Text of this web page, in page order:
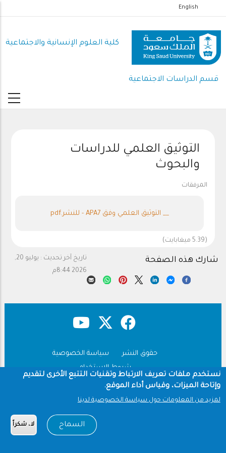
إلى
المحتوى
الرئيسي
English
كلية العلوم اﻹنسانية واﻻجتماعية
قسم الدراسات الاجتماعية
التوثيق العلمي للدراسات
والبحوث
المرفقات
__ التوثيق العلمي وفق APA7 - للنشر.pdf
(5.39 ميغابايت)
تاريخ آخر تحديث :
يوليو 20,
2026 8:44م
شارك هذه الصفحة
حقوق النشر
سياسة الخصوصية
شروط الاستخدام
Copyright © 1960-2026 جامعة الملك سعود
نستخدم ملفات تعريف الارتباط وتقنيات التتبع الأخرى لتقديم
وإتاحة الميزات، وقياس أداء الموقع.
لمزيد من المعلومات حول سياسة الخصوصية لدينا
السماح لا، شكراً